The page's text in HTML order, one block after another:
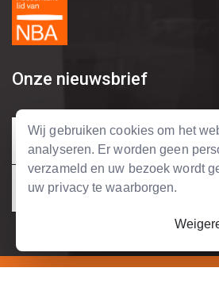
Wij gebruiken cookies om het
analyseren. Er worden geen
verzameld en uw bezoek wordt
uw privacy te waarborgen.
Onze nieuwsbrief